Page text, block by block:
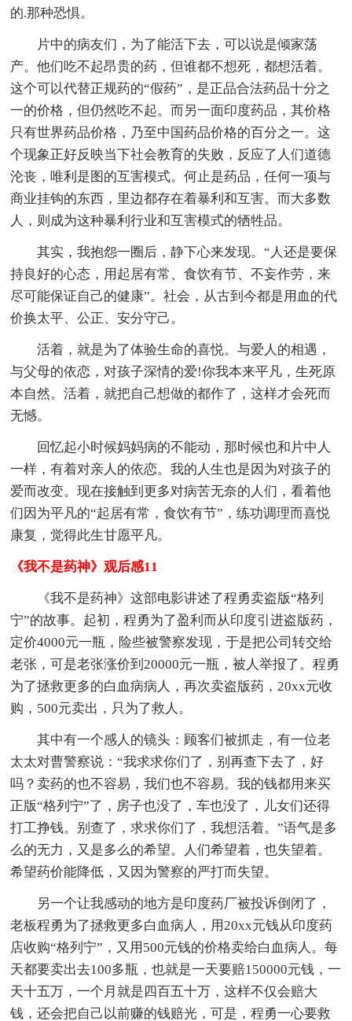
的.那种恐惧。
片中的病友们，为了能活下去，可以说是倾家荡
产。他们吃不起昂贵的药，但谁都不想死，都想活着。
这个可以代替正规药的“假药”，是正品合法药品十分之
一的价格，但仍然吃不起。而另一面印度药品，其价格
只有世界药品价格，乃至中国药品价格的百分之一。这
个现象正好反映当下社会教育的失败，反应了人们道德
沦丧，唯利是图的互害模式。何止是药品，任何一项与
商业挂钩的东西，里边都存在着暴利和互害。而大多数
人，则成为这种暴利行业和互害模式的牺牲品。
其实，我抱怨一圈后，静下心来发现。“人还是要保
持良好的心态，用起居有常、食饮有节、不妄作劳，来
尽可能保证自己的健康”。社会，从古到今都是用血的代
价换太平、公正、安分守己。
活着，就是为了体验生命的喜悦。与爱人的相遇，
与父母的依恋，对孩子深情的爱!你我本来平凡，生死原
本自然。活着，就把自己想做的都作了，这样才会死而
无憾。
回忆起小时候妈妈病的不能动，那时候也和片中人
一样，有着对亲人的依恋。我的人生也是因为对孩子的
爱而改变。现在接触到更多对病苦无奈的人们，看着他
们因为平凡的“起居有常，食饮有节”，练功调理而喜悦
康复，觉得此生甘愿平凡。
《我不是药神》观后感11
《我不是药神》这部电影讲述了程勇卖盗版“格列
宁”的故事。起初，程勇为了盈利而从印度引进盗版药，
定价4000元一瓶，险些被警察发现，于是把公司转交给
老张，可是老张涨价到20000元一瓶，被人举报了。程勇
为了拯救更多的白血病病人，再次卖盗版药，20xx元收
购，500元卖出，只为了救人。
其中有一个感人的镜头：顾客们被抓走，有一位老
太太对曹警察说：“我求求你们了，别再查下去了，好
吗？卖药的也不容易，我们也不容易。我的钱都用来买
正版“格列宁”了，房子也没了，车也没了，儿女们还得
打工挣钱。别查了，求求你们了，我想活着。”语气是多
么的无力，又是多么的希望。人们希望着，也失望着。
希望药价能降低，又因为警察的严打而失望。
另一个让我感动的地方是印度药厂被投诉倒闭了，
老板程勇为了拯救更多白血病人，用20xx元钱从印度药
店收购“格列宁”，又用500元钱的价格卖给白血病人。每
天都要卖出去100多瓶，也就是一天要赔150000元钱，一
天十五万，一个月就是四百五十万，这样不仅会赔大
钱，还会把自己以前赚的钱赔光，可是，程勇一心要救